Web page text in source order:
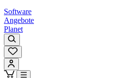
Software
Angebote
Planet